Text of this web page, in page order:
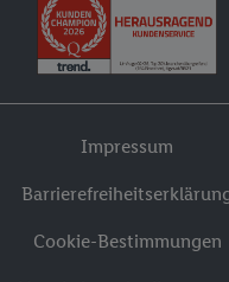
Impressum
Cookie-Bestimmungen